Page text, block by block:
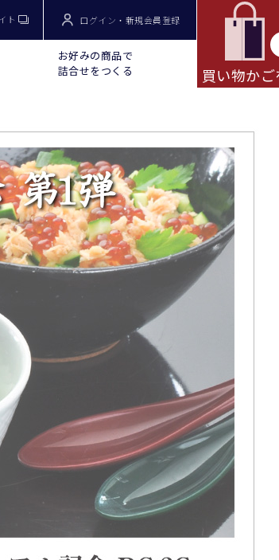
ト ログイン・新規会員登録
お好みの商品で
詰合せをつくる
買い物か